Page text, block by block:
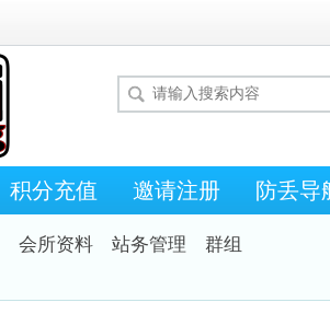
积分充值 邀请注册 防丢导
会所资料 站务管理 群组